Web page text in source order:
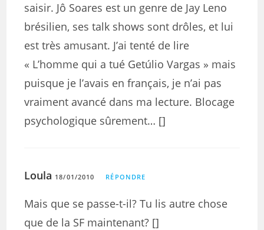
saisir. Jô Soares est un genre de Jay Leno
brésilien, ses talk shows sont drôles, et lui
est très amusant. J’ai tenté de lire
« L’homme qui a tué Getúlio Vargas » mais
puisque je l’avais en français, je n’ai pas
vraiment avancé dans ma lecture. Blocage
psychologique sûrement… []
Loula 18/01/2010 RÉPONDRE
Mais que se passe-t-il? Tu lis autre chose
que de la SF maintenant? []